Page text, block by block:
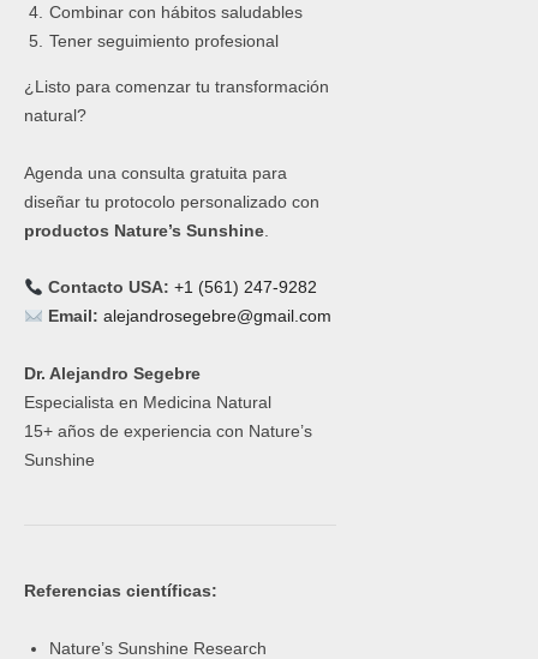
Combinar con hábitos saludables
Tener seguimiento profesional
¿Listo para comenzar tu transformación
natural?
Agenda una consulta gratuita para
diseñar tu protocolo personalizado con
productos Nature’s Sunshine
Contacto USA: +1 (561) 247-9282
Email: alejandrosegebre@gmail.com
Dr. Alejandro Segebre
Especialista en Medicina Natural
15+ años de experiencia con Nature’s
Sunshine
Referencias científicas:
Nature’s Sunshine Research